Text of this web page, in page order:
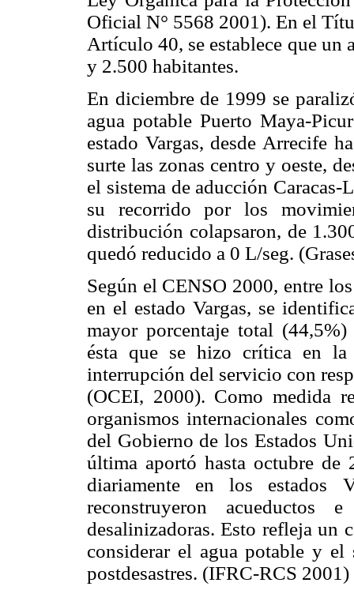
Oficial N° 5568 2001). En el
Artículo 40, se establece que un
y 2.500 habitantes.
En diciembre de 1999 se
agua potable Puerto Maya-
estado Vargas, desde Arrecife
surte las zonas centro y oeste,
el sistema de aducción
su recorrido por los
distribución colapsaron, de
quedó reducido a 0 L/seg.
Según el CENSO 2000, entre
en el estado Vargas, se
mayor porcentaje total
ésta que se hizo crítica en
interrupción del servicio con
(OCEI, 2000). Como medida
organismos internacionales
del Gobierno de los Estados
última aportó hasta octubre de
diariamente en los estados
reconstruyeron acueductos
desalinizadoras. Esto refleja un
considerar el agua potable y el
postdesastres. (IFRC-RCS 2001)